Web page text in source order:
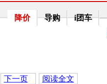
降价 导购 i团车
下一页 阅读全文